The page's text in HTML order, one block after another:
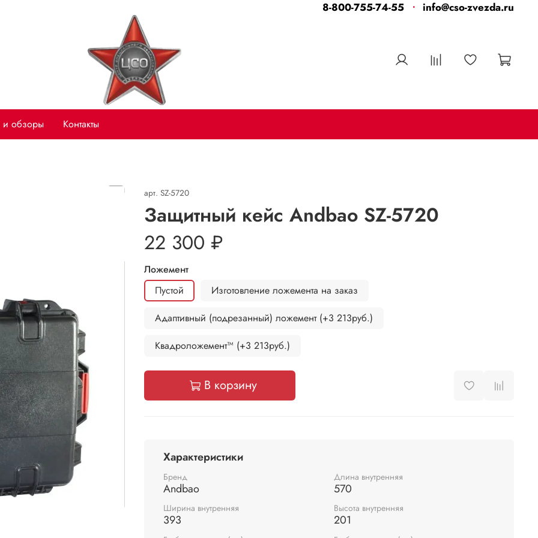
8-800-755-74-55 info@cso-zvezda.ru
и обзоры Контакты
арт. SZ-5720
Защитный кейс Andbao SZ-5720
22 300 ₽
Ложемент
Пустой
Изготовление ложемента на заказ
Адаптивный (подрезанный) ложемент (+3 213руб.)
Квадроложемент™ (+3 213руб.)
В корзину
Характеристики
Бренд
Andbao
Длина внутренняя
570
Ширина внутренняя
393
Высота внутренняя
201